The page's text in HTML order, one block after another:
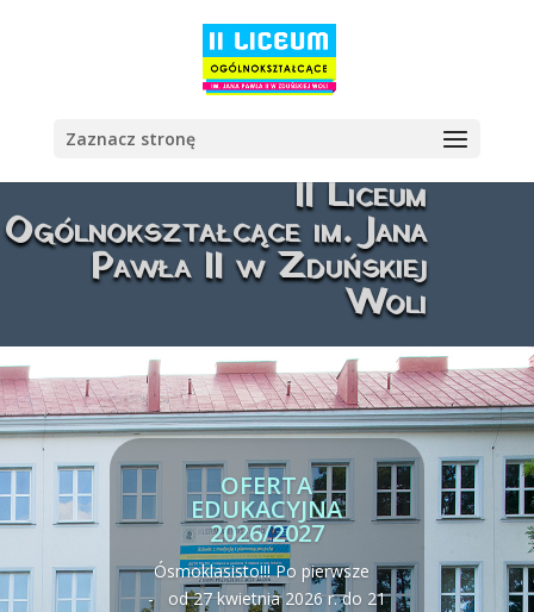
Zaznacz stronę
II Liceum
Ogólnokształcące im. Jana
Pawła II w Zduńskiej
Woli
OFERTA
EDUKACYJNA
2026/2027
Ósmoklasisto!!! Po pierwsze
- od 27 kwietnia 2026 r. do 21